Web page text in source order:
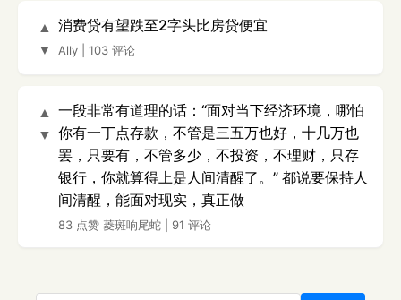
▲
▼
消费贷有望跌至2字头比房贷便宜
Ally 103 评论
▲
▼
一段非常有道理的话：“面对当下经济环境，哪怕
你有一丁点存款，不管是三五万也好，十几万也
罢，只要有，不管多少，不投资，不理财，只存
银行，你就算得上是人间清醒了。” 都说要保持人
间清醒，能面对现实，真正做
83 点赞 菱斑响尾蛇 91 评论